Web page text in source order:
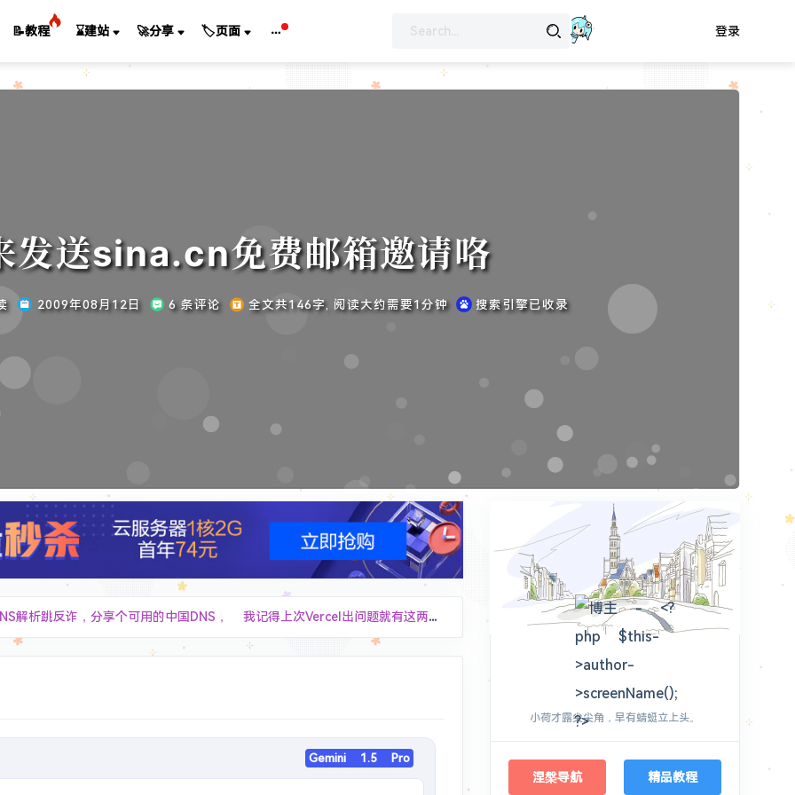
📝教程 ⌛建站 🚀分享 🏷️页面 登录
发送sina.cn免费邮箱邀请咯
2009年08月12日 6 条评论 全文共146字, 阅读大约需要1分钟 搜索引擎已收录
4 个激活码Speed Test to Grab More EdgeOneFree Plans
finest Windows Optimizer 狂揽16.7K星 !!! 再见清理大师 ! 仅3M大小 , 5年前的Windows快了200% ! 绝了
微信文件传输助手 Web 应用，采用单文件全栈架构，实现跨设备文件传输和消息同步功能。
国地址和个人身份信息
Gemini 1.5 Pro
love2wind
小荷才露尖尖角，早有蜻蜓立上头。
涅槃导航 精品教程